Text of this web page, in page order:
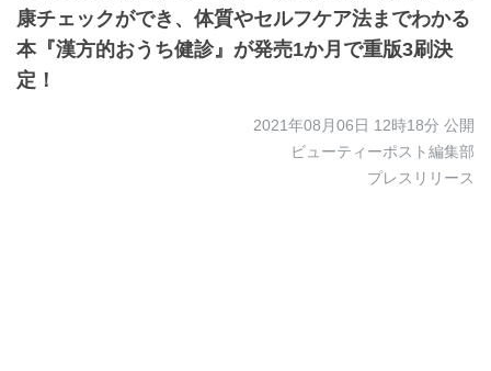
康チェックができ、体質やセルフケア法までわかる
本『漢方的おうち健診』が発売1か月で重版3刷決
定！
2021年08月06日 12時18分 公開
ビューティーポスト編集部
プレスリリース